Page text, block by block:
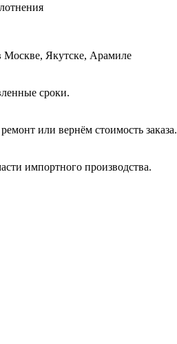
Москве, Якутске, Арамиле
сроки.
или вернём стоимость заказа.
импортного производства.